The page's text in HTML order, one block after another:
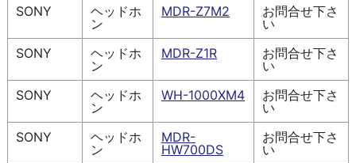
SONY
ヘッドホ
ン
MDR-Z7M2
お問合せ下さ
い
SONY
ヘッドホ
ン
MDR-Z1R
お問合せ下さ
い
SONY
ヘッドホ
ン
WH-1000XM4
お問合せ下さ
い
SONY
ヘッドホ
ン
MDR-
HW700DS
お問合せ下さ
い